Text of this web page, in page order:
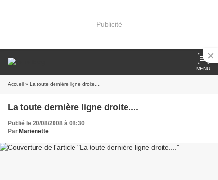
Publicité
MENU
Accueil » La toute dernière ligne droite....
La toute dernière ligne droite....
Publié le 20/08/2008 à 08:30
Par Marienette